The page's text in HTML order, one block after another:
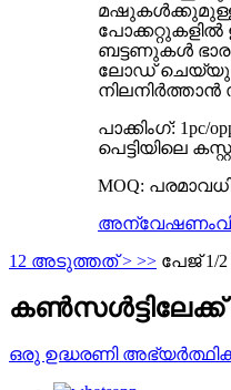
ബട്ടണുകൾ
ലോഡ്
പാക്കിംഗ്: 1pc/
പെട്ടിയിലെ
MOQ:
അന്വേഷണം
1 2 അടുത്തത് > >> പേജ് 1/2
ഒരു ഉദ്ധരണി